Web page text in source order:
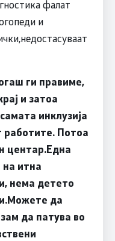
фалат
и
ги правиме,
и затоа
инклузија
работите. Потоа
центар.Една
на итна
нема детето
да
да патува во